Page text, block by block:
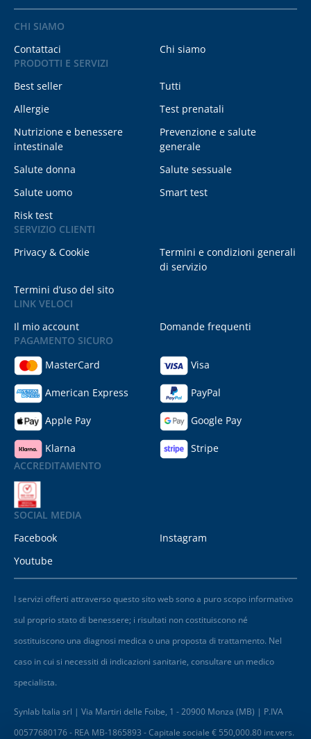
CHI SIAMO
Contattaci
Chi siamo
PRODOTTI E SERVIZI
Best seller
Tutti
Allergie
Test prenatali
Nutrizione e benessere
intestinale
Prevenzione e salute
generale
Salute donna
Salute sessuale
Salute uomo
Smart test
Risk test
SERVIZIO CLIENTI
Privacy & Cookie
Termini e condizioni generali
di servizio
Termini d’uso del sito
LINK VELOCI
Il mio account
Domande frequenti
PAGAMENTO SICURO
MasterCard
Visa
American Express PayPal
Apple Pay Google Pay
Klarna
Stripe
ACCREDITAMENTO
SOCIAL MEDIA
Facebook
Instagram
Youtube
I servizi offerti attraverso questo sito web sono a puro scopo informativo
sul proprio stato di benessere; i risultati non costituiscono né
sostituiscono una diagnosi medica o una proposta di trattamento. Nel
caso in cui si necessiti di indicazioni sanitarie, consultare un medico
specialista.
Synlab Italia srl | Via Martiri delle Foibe, 1 - 20900 Monza (MB) | P.IVA
00577680176 - REA MB-1865893 - Capitale sociale € 550,000.80 int.vers.